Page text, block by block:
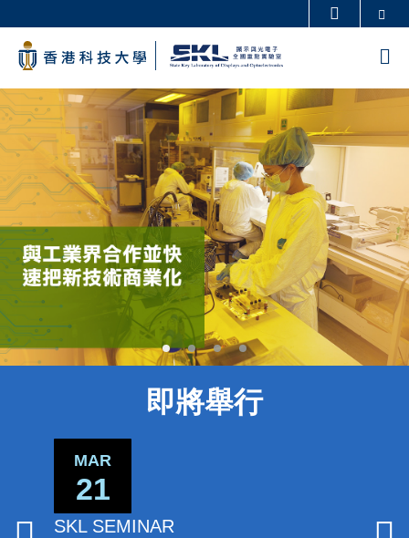
main
content
科大新聞 學術部門索引
校園地圖及指南 工作@科大
教授簡錄 認識科大
Sections
即將舉行
MAR
21
SKL SEMINAR